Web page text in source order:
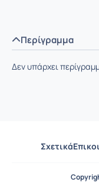
Περίγραμμα
Δεν υπάρχει
Σχετικά